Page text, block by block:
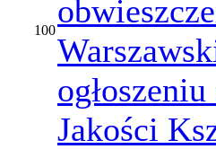
100
Jakości